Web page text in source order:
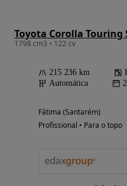
1798 cm3 • 122 cv
215 236 km
Automática
Fátima (Santarém)
Profissional • Para o topo